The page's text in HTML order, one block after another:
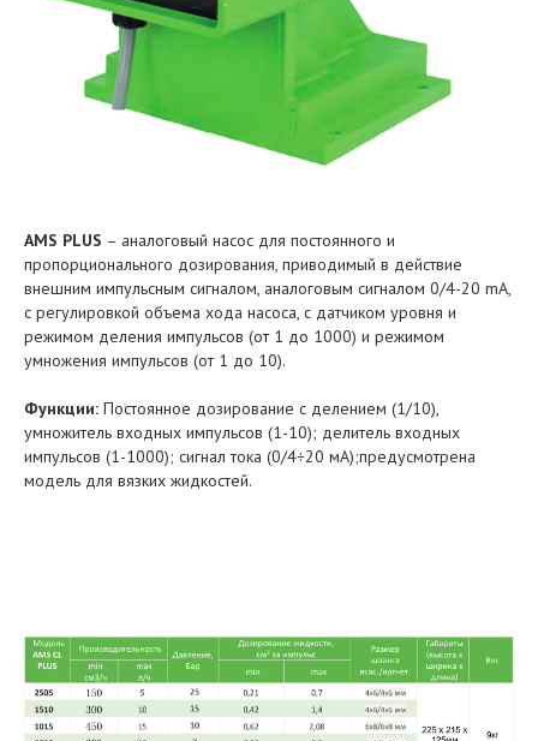
AMS PLUS – аналоговый насос для постоянного и
пропорционального дозирования, приводимый в действие
внешним импульсным сигналом, аналоговым сигналом 0/4-20 mA,
с регулировкой объема хода насоса, с датчиком уровня и
режимом деления импульсов (от 1 до 1000) и режимом
умножения импульсов (от 1 до 10).
Функции: Постоянное дозирование с делением (1/10),
умножитель входных импульсов (1-10); делитель входных
импульсов (1-1000); сигнал тока (0/4÷20 мА);предусмотрена
модель для вязких жидкостей.